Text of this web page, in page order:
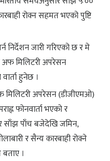
रोक्न सहमत भएको पुष्टि
निर्देशन जारी गरिएको छ र मे
अफ मिलिटरी अपरेसन
हुनेछ ।
मिलिटरी अपरेसन (डीजीएमओ)
फोनवार्ता भएको र
साँझ पाँच बजेदेखि जमिन,
र सैन्य कारबाही रोक्ने
।